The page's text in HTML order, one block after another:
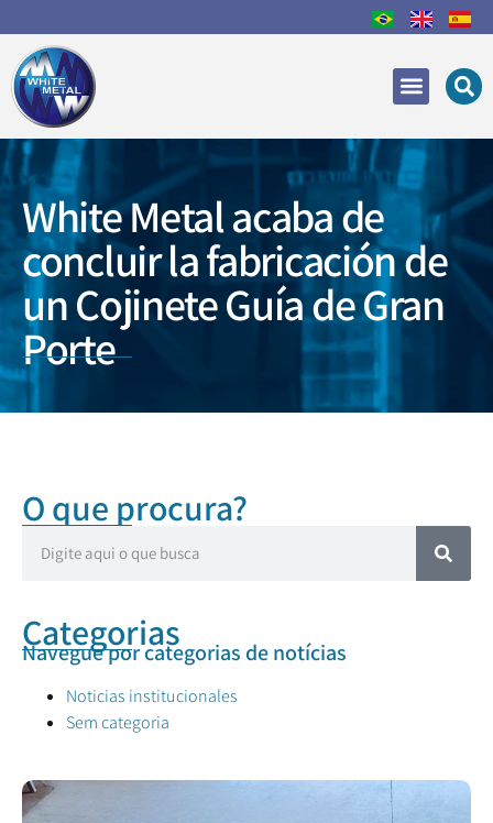
White Metal acaba de
concluir la fabricación de
un Cojinete Guía de Gran
Porte
O que procura?
Categorias
Navegue por categorias de notícias
Noticias institucionales
Sem categoria